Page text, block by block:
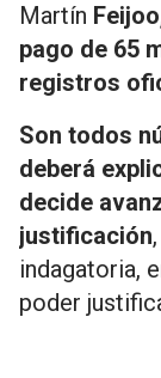
Martín
pago de 65
registros
Son todos
deberá
decide
justificación
indagatoria,
poder